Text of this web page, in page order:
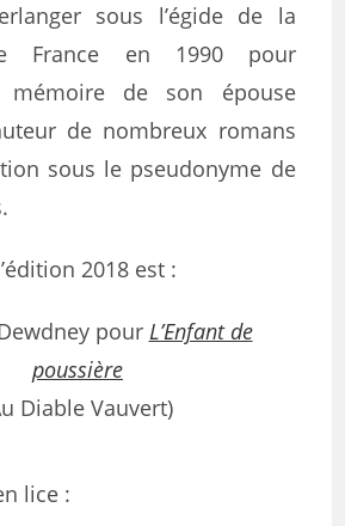
sous l’égide de la
France en 1990 pour
mémoire de son épouse
de nombreux romans
sous le pseudonyme de
2018 est :
pour L’Enfant de
poussière
Diable Vauvert)
lice :